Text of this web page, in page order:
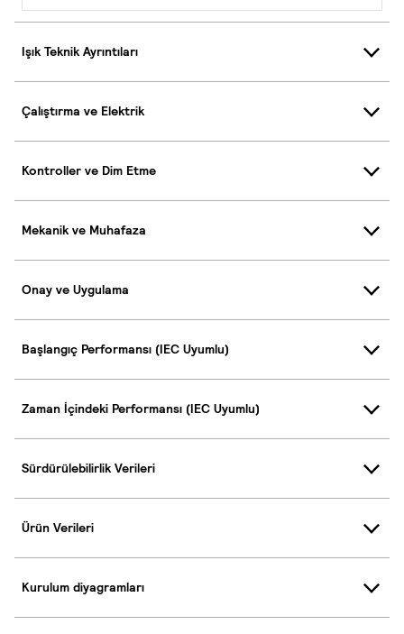
Işık Teknik Ayrıntıları
Çalıştırma ve Elektrik
Kontroller ve Dim Etme
Mekanik ve Muhafaza
Onay ve Uygulama
Başlangıç Performansı (IEC Uyumlu)
Zaman İçindeki Performansı (IEC Uyumlu)
Sürdürülebilirlik Verileri
Ürün Verileri
Kurulum diyagramları